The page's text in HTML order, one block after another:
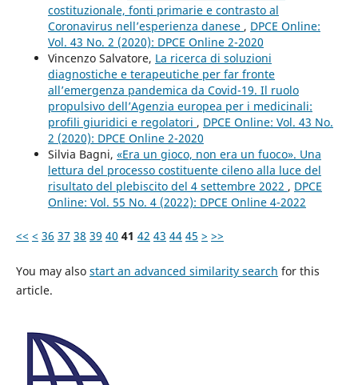
costituzionale, fonti primarie e contrasto al
Coronavirus nell’esperienza danese , DPCE Online:
Vol. 43 No. 2 (2020): DPCE Online 2-2020
Vincenzo Salvatore, La ricerca di soluzioni
diagnostiche e terapeutiche per far fronte
all’emergenza pandemica da Covid-19. Il ruolo
propulsivo dell’Agenzia europea per i medicinali:
profili giuridici e regolatori , DPCE Online: Vol. 43 No.
2 (2020): DPCE Online 2-2020
Silvia Bagni, «Era un gioco, non era un fuoco». Una
lettura del processo costituente cileno alla luce del
risultato del plebiscito del 4 settembre 2022 , DPCE
Online: Vol. 55 No. 4 (2022): DPCE Online 4-2022
<< < 36 37 38 39 40 41 42 43 44 45 > >>
You may also start an advanced similarity search for this
article.